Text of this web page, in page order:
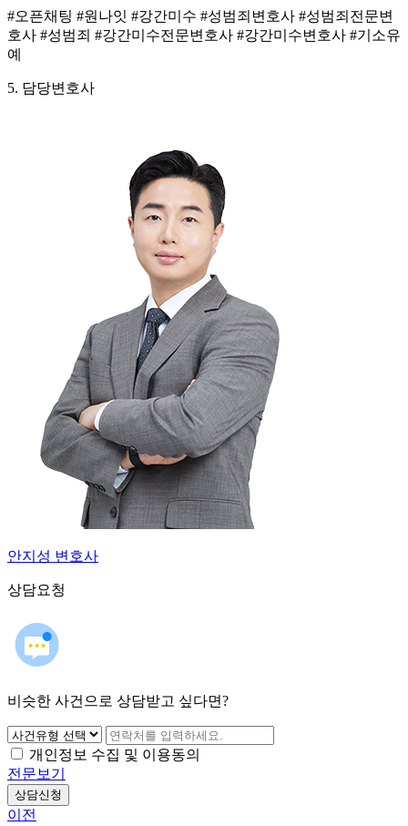
#오픈채팅 #원나잇 #강간미수 #성범죄변호사 #성범죄전문변
호사 #성범죄 #강간미수전문변호사 #강간미수변호사 #기소유
예
5. 담당변호사
안지성 변호사
상담요청
비슷한 사건으로 상담받고 싶다면?
개인정보 수집 및 이용동의
전문보기
상담신청
이전